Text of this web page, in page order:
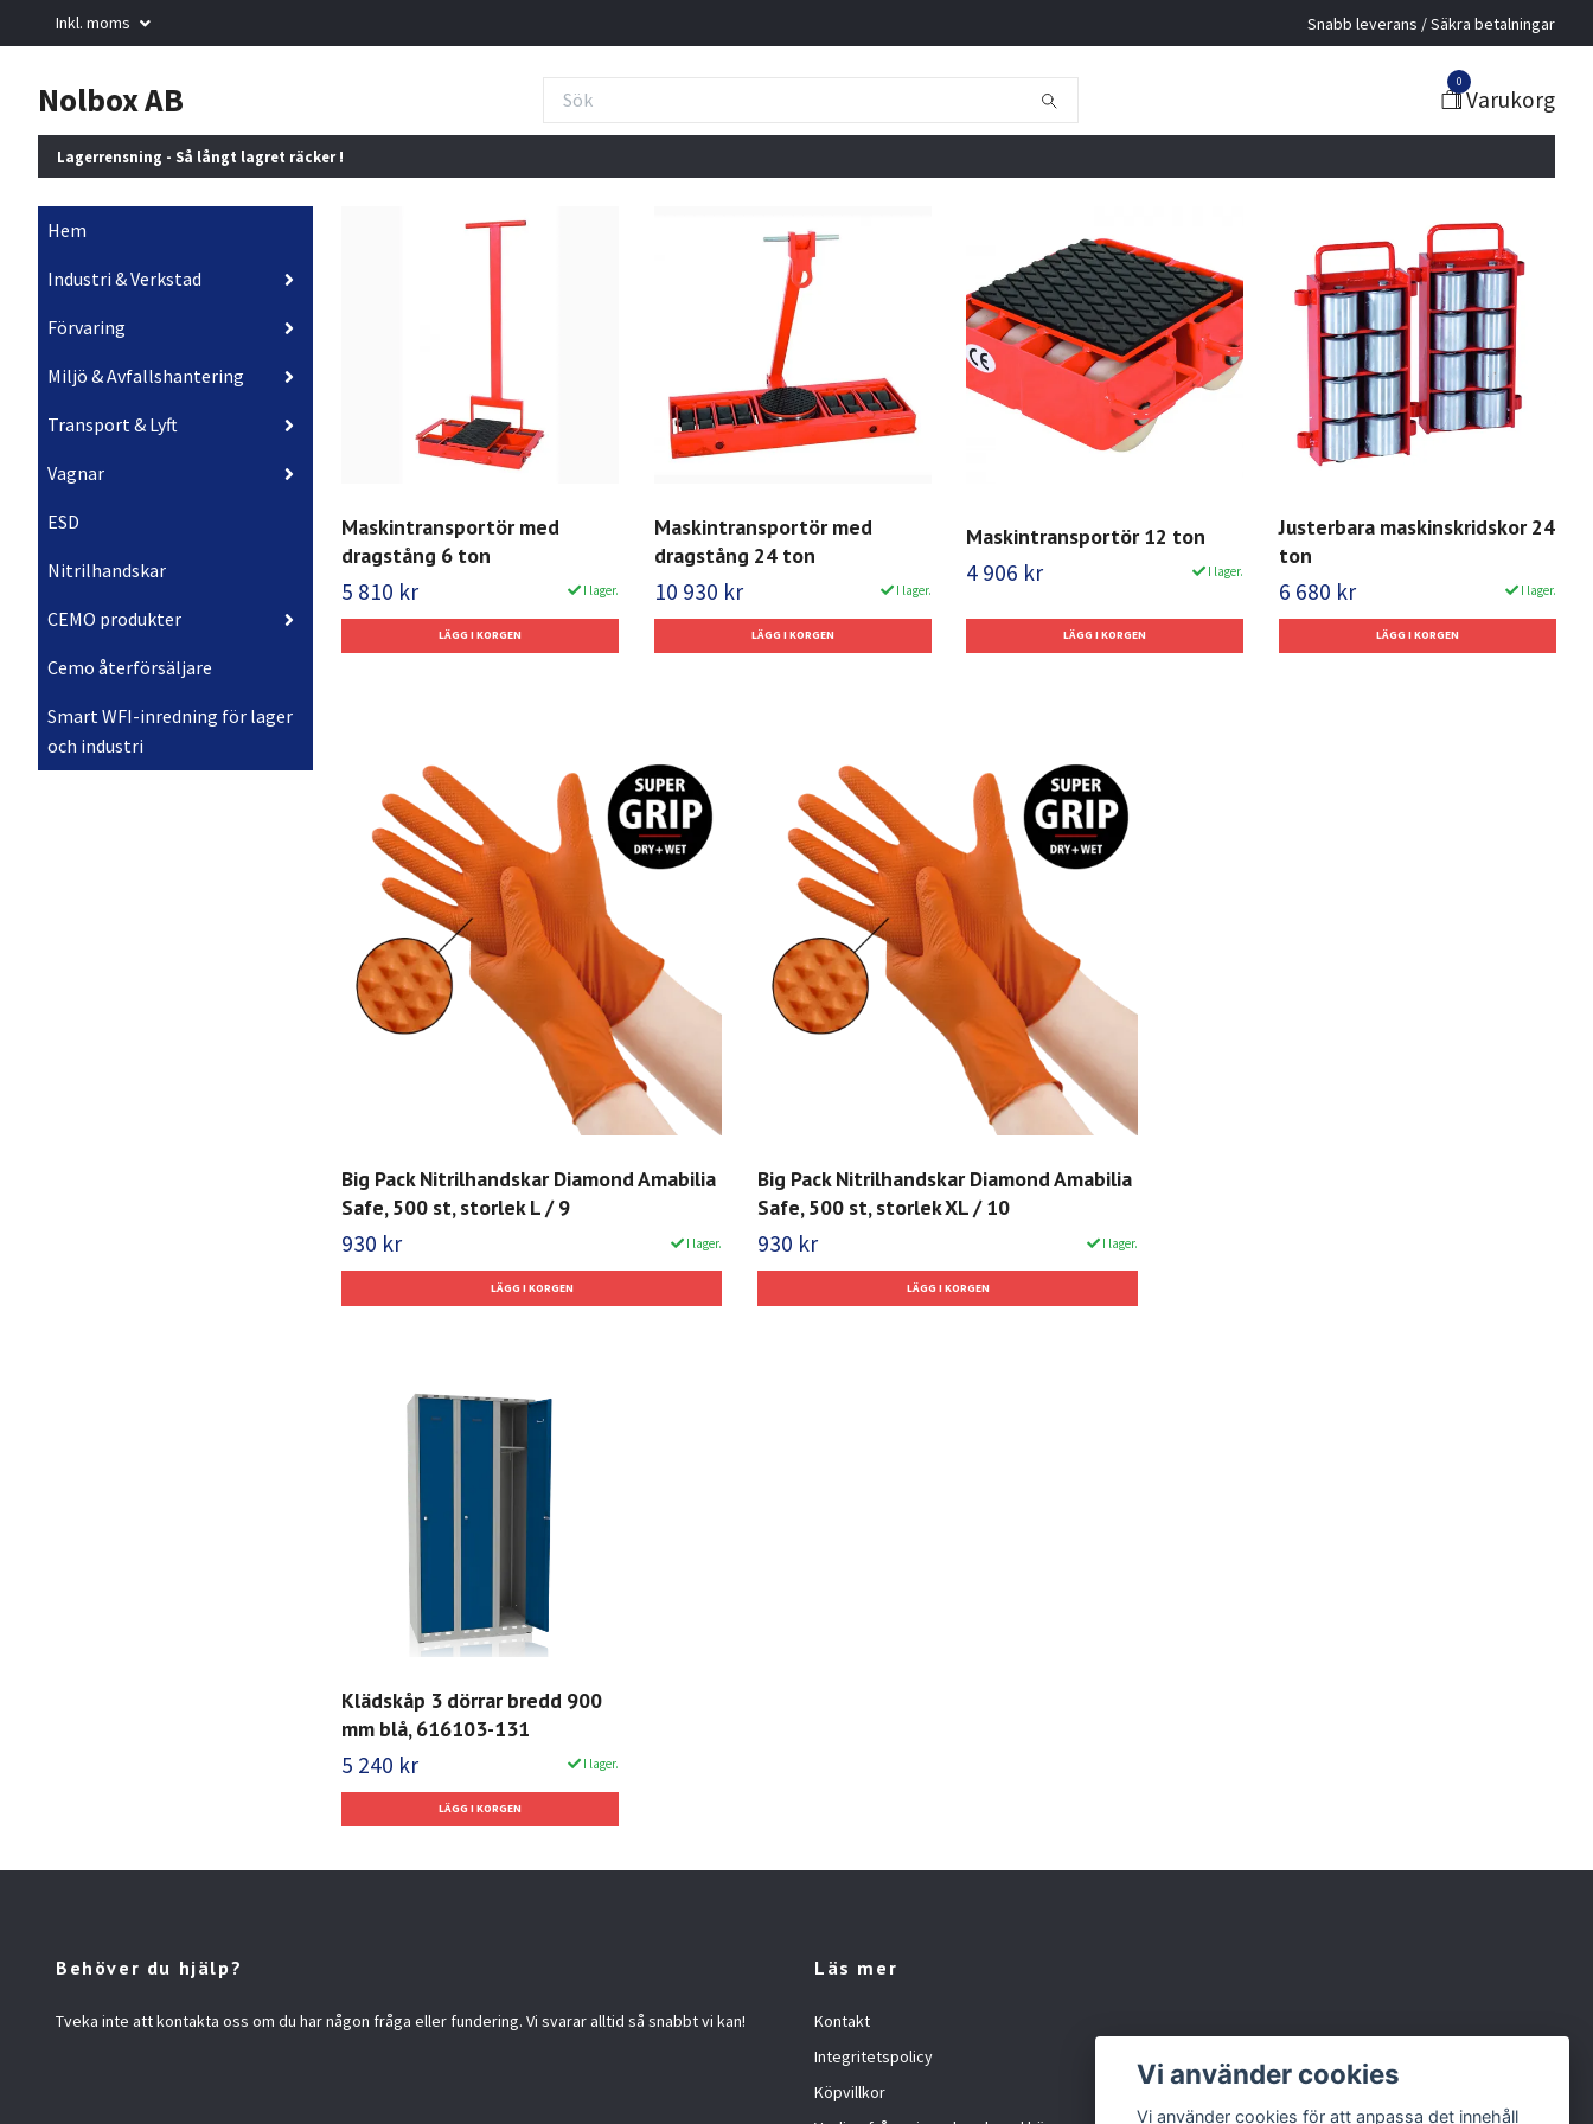
Inkl. moms Snabb leverans / Säkra betalningar
Nolbox AB 0
Varukorg
Lagerrensning - Så långt lagret räcker !
Hem
Industri & Verkstad
Förvaring
Miljö & Avfallshantering
Transport & Lyft
Vagnar
ESD
Nitrilhandskar
CEMO produkter
Cemo återförsäljare
Smart WFI-inredning för lager
och industri
Maskintransportör med
dragstång 6 ton
5 810 kr I lager.
Maskintransportör med
dragstång 24 ton
10 930 kr I lager.
Maskintransportör 12 ton
4 906 kr I lager.
Justerbara maskinskridskor 24
ton
6 680 kr I lager.
Big Pack Nitrilhandskar Diamond Amabilia
Safe, 500 st, storlek L / 9
930 kr I lager.
Big Pack Nitrilhandskar Diamond Amabilia
Safe, 500 st, storlek XL / 10
930 kr I lager.
Klädskåp 3 dörrar bredd 900
mm blå, 616103-131
5 240 kr I lager.
Behöver du hjälp?
Tveka inte att kontakta oss om du har någon fråga eller fundering. Vi svarar alltid så snabbt vi kan!
Läs mer
Kontakt
Integritetspolicy
Köpvillkor
Vi använder cookies
Vi använder cookies för att anpassa det innehåll